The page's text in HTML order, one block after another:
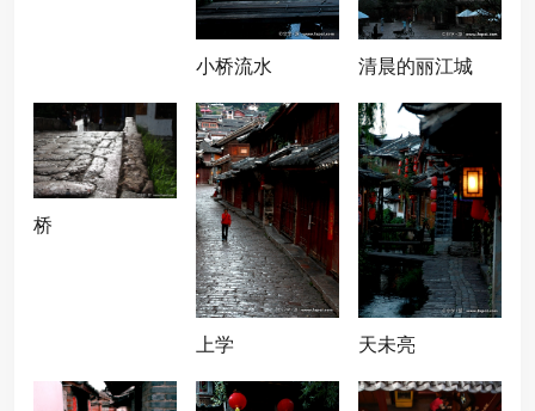
小桥流水 清晨的丽江城
桥
上学 天未亮